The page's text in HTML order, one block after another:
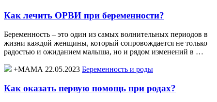
Как лечить ОРВИ при беременности?
Беременность – это один из самых волнительных периодов в
жизни каждой женщины, который сопровождается не только
радостью и ожиданием малыша, но и рядом изменений в …
+МАМА 22.05.2023 Беременность и роды
Как оказать первую помощь при родах?